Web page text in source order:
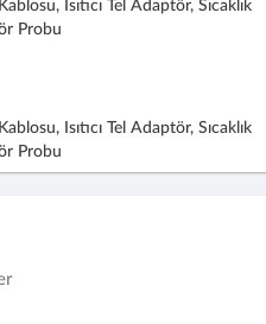
Isıtıcı Tel Adaptör, Sıcaklık
Probu
Isıtıcı Tel Adaptör, Sıcaklık
Probu